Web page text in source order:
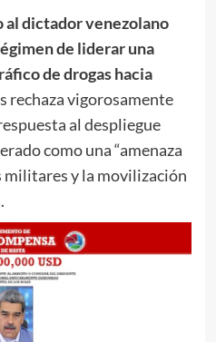
al dictador venezolano
de liderar una
de drogas hacia
rechaza vigorosamente
al despliegue
como una “amenaza
militares y la movilización